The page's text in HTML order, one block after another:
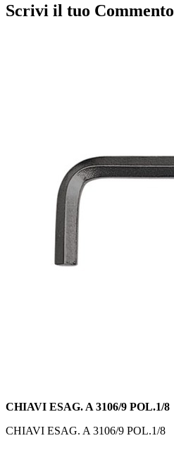
Scrivi il tuo Commento
CHIAVI ESAG. A 3106/9 POL.1/8
CHIAVI ESAG. A 3106/9 POL.1/8